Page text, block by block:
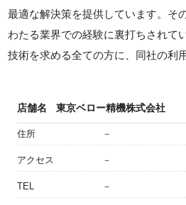
最適な解決策を提供しています。そ
わたる業界での経験に裏打ちされて
技術を求める全ての方に、同社の利
店舗名 東京ベロー精機株式会社
住所 －
アクセス －
TEL －